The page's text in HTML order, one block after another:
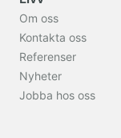
Om oss
Kontakta oss
Referenser
Nyheter
Jobba hos oss